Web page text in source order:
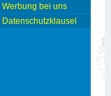
Werbung bei uns
Datenschutzklausel